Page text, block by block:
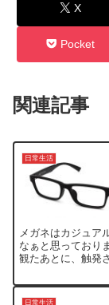
X
Pocket
関連記事
日常生活
メガネはカジュア
なぁと思っており
観たあとに、触発
日常生活